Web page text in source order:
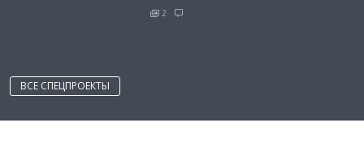
2
ВСЕ СПЕЦПРОЕКТЫ